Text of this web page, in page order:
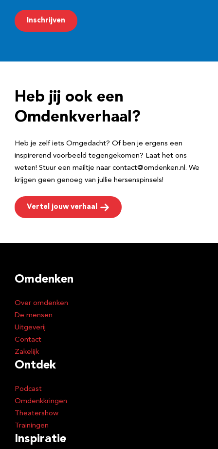
m
a
r
e
Inschrijven
Heb jij ook een
Omdenkverhaal?
Heb je zelf iets Omgedacht? Of ben je ergens een
inspirerend voorbeeld tegengekomen? Laat het ons
weten! Stuur een mailtje naar contact@omdenken.nl. We
krijgen geen genoeg van jullie hersenspinsels!
Vertel jouw verhaal
Omdenken
Over omdenken
De mensen
Uitgeverij
Contact
Zakelijk
Ontdek
Podcast
Omdenkkringen
Theatershow
Trainingen
Inspiratie